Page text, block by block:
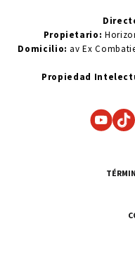
Propietario:
Domicilio: av Ex
Propiedad